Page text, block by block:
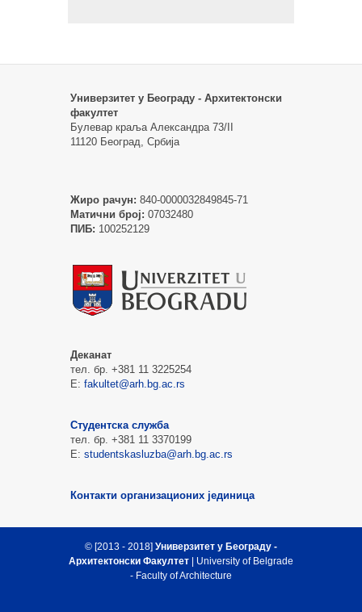
Универзитет у Београду - Архитектонски
факултет
Булевар краља Александра 73/II
11120 Београд, Србија
Жиро рачун: 840-0000032849845-71
Матични број: 07032480
ПИБ: 100252129
Деканат
тел. бр. +381 11 3225254
Е: fakultet@arh.bg.ac.rs
Студентска служба
тел. бр. +381 11 3370199
Е: studentskasluzba@arh.bg.ac.rs
Контакти организационих јединица
© [2013 - 2018] Универзитет у Београду -
Архитектонски Факултет | University of Belgrade
- Faculty of Architecture